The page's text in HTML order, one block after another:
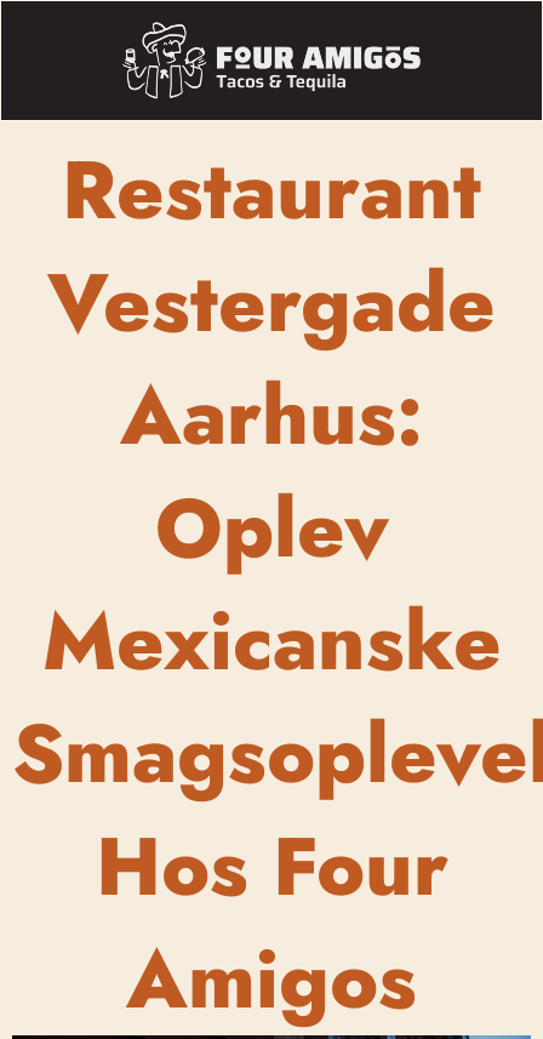
Restaurant
Vestergade
Aarhus:
Oplev
Mexicanske
Hos Four
Amigos